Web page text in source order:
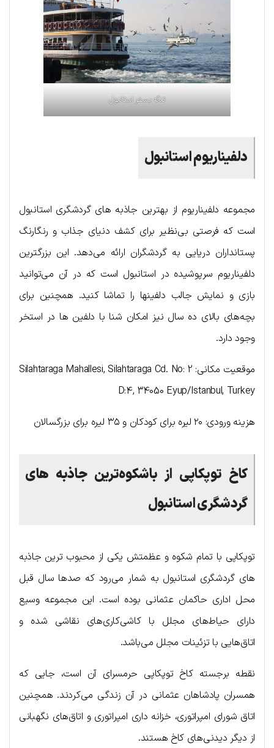
تنگه بسفر استانبول
دلفیناریوم استانبول
مجموعه دلفیناریوم از بهترین جاذبه های گردشگری استانبول
است که فرصتی بی‌نظیر برای کشف دنیای جذاب و رنگارنگ
پستانداران دریایی به گردشگران ارائه می‌دهد. این بزرگترین
دلفیناریوم سرپوشیده در استانبول است که در آن می‌توانید
بازی و نمایش جالب دلفینها را تماشا کنید. همچنین برای
بچه‌های بالای ده سال نیز امکان شنا با دلفین ها در استخر
وجود دارد.
موقعیت مکانی: Silahtaraga Mahallesi, Silahtaraga Cd. No: 2
D:4, 34050 Eyup/Istanbul, Turkey
هزینه ورودی: ۲۰ لیره برای کودکان و ۳۵ لیره برای بزرگسالان
کاخ توپکاپی از باشکوه‌ترین جاذبه های
گردشگری استانبول
توپکاپی با تمام شکوه و عظمتش یکی از محبوب ترین جاذبه
های گردشگری استانبول به شمار می‌رود که صدها سال قبل
محل اداری حاکمان عثمانی بوده است. این مجموعه وسیع
دارای حیاط‌های مجلل با کاشی‌کاری‌های نقاشی شده و
اتاق‌هایی با تزئینات مجلل می‌باشد.
نقطه برجسته کاخ توپکاپی حرمسرای آن است، جایی که
همسران پادشاهان عثمانی در آن زندگی می‌کردند. همچنین
اتاق شورای امپراتوری، خزانه داری امپراتوری و اتاق‌های نگهبانی
از دیگر دیدنی‌های کاخ هستند.